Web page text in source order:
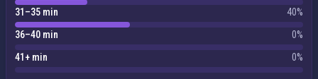
31–35 min
40%
36–40 min
0%
41+ min
0%